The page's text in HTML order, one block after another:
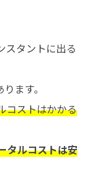
スタントに出る
ます。
コストはかかる
タルコストは安